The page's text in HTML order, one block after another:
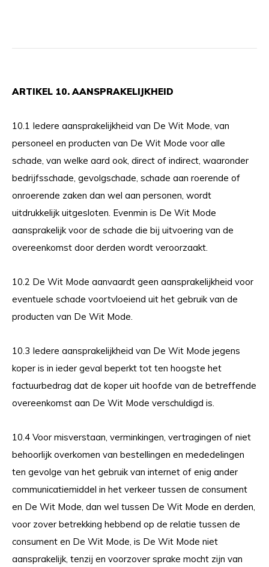
ARTIKEL 10. AANSPRAKELIJKHEID
10.1 Iedere aansprakelijkheid van De Wit Mode, van
personeel en producten van De Wit Mode voor alle
schade, van welke aard ook, direct of indirect, waaronder
bedrijfsschade, gevolgschade, schade aan roerende of
onroerende zaken dan wel aan personen, wordt
uitdrukkelijk uitgesloten. Evenmin is De Wit Mode
aansprakelijk voor de schade die bij uitvoering van de
overeenkomst door derden wordt veroorzaakt.
10.2 De Wit Mode aanvaardt geen aansprakelijkheid voor
eventuele schade voortvloeiend uit het gebruik van de
producten van De Wit Mode.
10.3 Iedere aansprakelijkheid van De Wit Mode jegens
koper is in ieder geval beperkt tot ten hoogste het
factuurbedrag dat de koper uit hoofde van de betreffende
overeenkomst aan De Wit Mode verschuldigd is.
10.4 Voor misverstaan, verminkingen, vertragingen of niet
behoorlijk overkomen van bestellingen en mededelingen
ten gevolge van het gebruik van internet of enig ander
communicatiemiddel in het verkeer tussen de consument
en De Wit Mode, dan wel tussen De Wit Mode en derden,
voor zover betrekking hebbend op de relatie tussen de
consument en De Wit Mode, is De Wit Mode niet
aansprakelijk, tenzij en voorzover sprake mocht zijn van